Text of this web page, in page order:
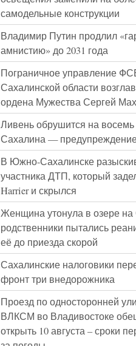
самодельные конструкции
Владимир Путин продлил
амнистию» до 2031 года
Пограничное управление
Сахалинской области
ордена Мужества Сергей
Ливень обрушится на
Сахалина —
В Южно-Сахалинске
участника ДТП, который
Harrier и скрылся
Женщина утонула в озере
родственники пытались
её до приезда скорой
Сахалинские налоговики
фронт три внедорожника
Проезд по односторонней
ВЛКСМ во Владивостоке
открыть 10 августа – сроки